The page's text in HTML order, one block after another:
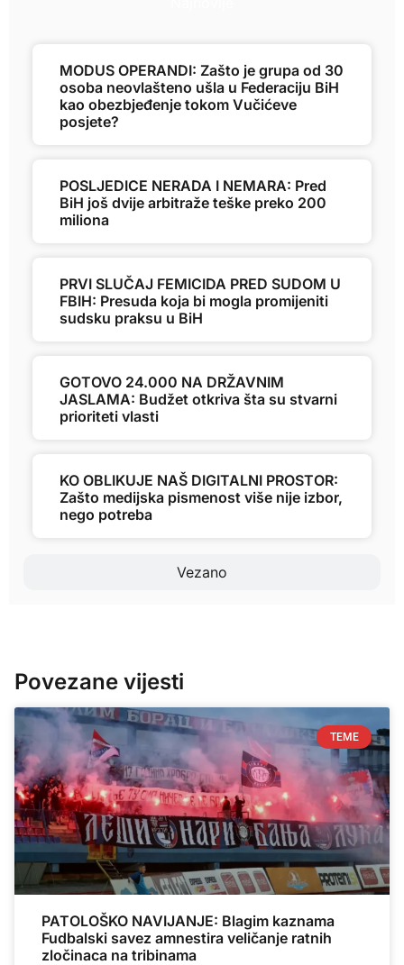
Vezano
MODUS OPERANDI: Zašto je grupa od 30
osoba neovlašteno ušla u Federaciju BiH
kao obezbjeđenje tokom Vučićeve
posjete?
POSLJEDICE NERADA I NEMARA: Pred
BiH još dvije arbitraže teške preko 200
miliona
PRVI SLUČAJ FEMICIDA PRED SUDOM U
FBIH: Presuda koja bi mogla promijeniti
sudsku praksu u BiH
GOTOVO 24.000 NA DRŽAVNIM
JASLAMA: Budžet otkriva šta su stvarni
prioriteti vlasti
KO OBLIKUJE NAŠ DIGITALNI PROSTOR:
Zašto medijska pismenost više nije izbor,
nego potreba
Povezane vijesti
TEME
PATOLOŠKO NAVIJANJE: Blagim kaznama
Fudbalski savez amnestira veličanje ratnih
zločinaca na tribinama